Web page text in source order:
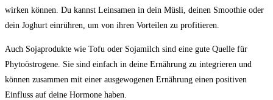
wirken ⁢können. Du kannst Leinsamen in dein Müsli, deinen Smoothie oder ​
dein ​Joghurt einrühren, um ⁢von⁤ ihren ​Vorteilen zu profitieren.
Auch Sojaprodukte wie Tofu oder Sojamilch sind eine gute Quelle für
Phytoöstrogene.​ Sie sind einfach​ in⁤ deine Ernährung‌ zu integrieren und
können zusammen mit einer ‌ausgewogenen Ernährung einen positiven
Einfluss auf deine‌ Hormone‍ haben.